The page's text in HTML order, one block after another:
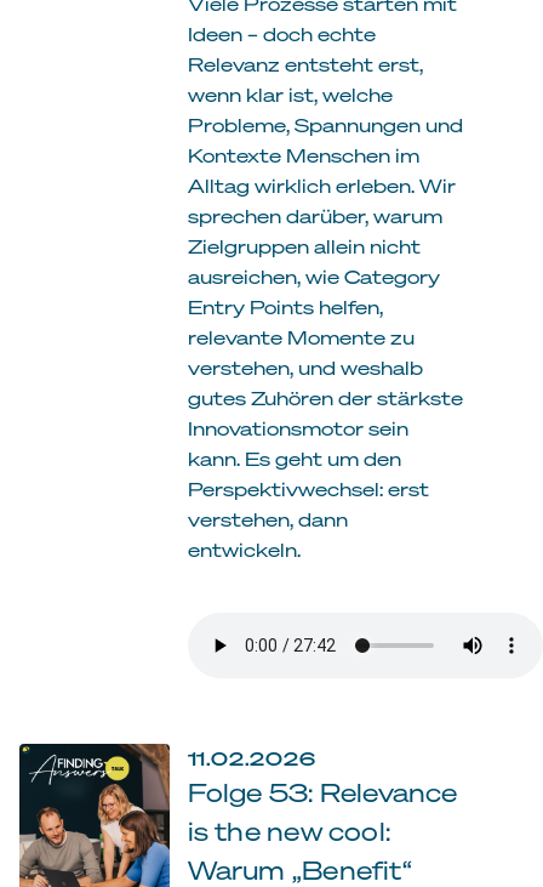
Ideen – doch echte
Relevanz entsteht erst,
wenn klar ist, welche
Probleme, Spannungen und
Kontexte Menschen im
Alltag wirklich erleben. Wir
sprechen darüber, warum
Zielgruppen allein nicht
ausreichen, wie Category
Entry Points helfen,
relevante Momente zu
verstehen, und weshalb
gutes Zuhören der stärkste
Innovationsmotor sein
kann. Es geht um den
Perspektivwechsel: erst
verstehen, dann
entwickeln.
11.02.2026
Folge 53: Relevance
is the new cool:
Warum „Benefit“